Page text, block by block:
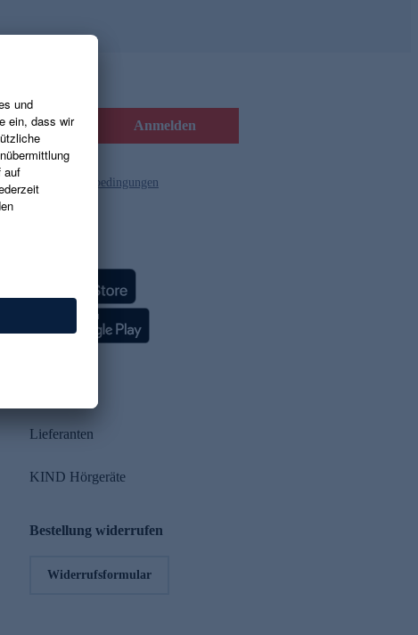
Anmelden
und die Gutscheinbedingungen
Lieferanten
KIND Hörgeräte
Bestellung widerrufen
Widerrufsformular